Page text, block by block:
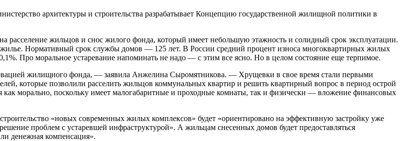
архитектуры и строительства разрабатывает Концепцию государственной жилищной политики в
расселение жильцов и снос жилого фонда, который имеет небольшую этажность и солидный срок эксплуатации.
жилье. Нормативный срок службы домов — 125 лет. В России средний процент износа многоквартирных жилых
Про моральное устаревание напоминать не надо — с этим все ясно. Но в целом состояние еще терпимое.
жилищного фонда, — заявила Анжелина Сыромятникова. — Хрущевки в свое время стали первыми
которые позволили расселить жильцов коммунальных квартир и решить квартирный вопрос в период острой
морально, поскольку имеет малогабаритные и проходные комнаты, так и физически — вложение финансовых
«новых современных жилых комплексов» будет «ориентировано на эффективную застройку уже
проблем с устаревшей инфраструктурой». А жильцам снесенных домов будет предоставляться
денежная компенсация».